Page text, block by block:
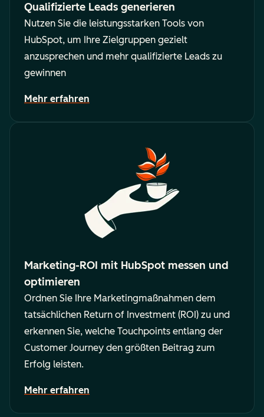
Qualifizierte Leads generieren
Nutzen Sie die leistungsstarken Tools von
HubSpot, um Ihre Zielgruppen gezielt
anzusprechen und mehr qualifizierte Leads zu
gewinnen
Mehr erfahren
Marketing-ROI mit HubSpot messen und
optimieren
Ordnen Sie Ihre Marketingmaßnahmen dem
tatsächlichen Return of Investment (ROI) zu und
erkennen Sie, welche Touchpoints entlang der
Customer Journey den größten Beitrag zum
Erfolg leisten.
Mehr erfahren